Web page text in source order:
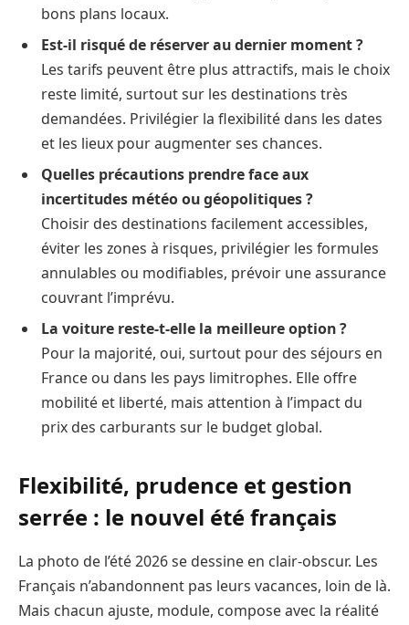
bons plans locaux.
Est-il risqué de réserver au dernier moment ?
Les tarifs peuvent être plus attractifs, mais le choix
reste limité, surtout sur les destinations très
demandées. Privilégier la flexibilité dans les dates
et les lieux pour augmenter ses chances.
Quelles précautions prendre face aux
incertitudes météo ou géopolitiques ?
Choisir des destinations facilement accessibles,
éviter les zones à risques, privilégier les formules
annulables ou modifiables, prévoir une assurance
couvrant l’imprévu.
La voiture reste-t-elle la meilleure option ?
Pour la majorité, oui, surtout pour des séjours en
France ou dans les pays limitrophes. Elle offre
mobilité et liberté, mais attention à l’impact du
prix des carburants sur le budget global.
Flexibilité, prudence et gestion
serrée : le nouvel été français
La photo de l’été 2026 se dessine en clair-obscur. Les
Français n’abandonnent pas leurs vacances, loin de là.
Mais chacun ajuste, module, compose avec la réalité